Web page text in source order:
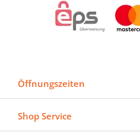
Öffnungszeiten
Shop Service